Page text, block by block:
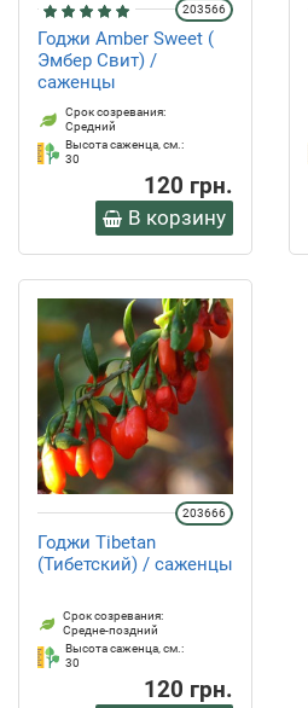
Годжи Amber Sweet (
Эмбер Свит) /
саженцы
203566
Срок созревания:
Средний
Высота саженца, см.:
30
120 грн.
В корзину
Годжи Tibetan
(Тибетский) / саженцы
203666
Срок созревания:
Средне-поздний
Высота саженца, см.:
30
120 грн.